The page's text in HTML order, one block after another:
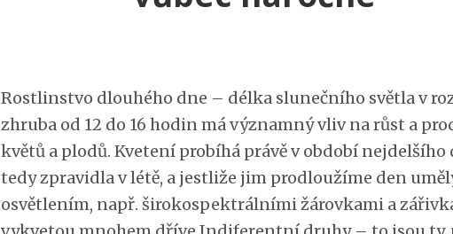
Rostlinstvo dlouhého dne – délka slunečního světla v
zhruba od 12 do 16 hodin má významný vliv na růst a
květů a plodů. Kvetení probíhá právě v období nejdelšího
tedy zpravidla v létě, a jestliže jim prodloužíme den
osvětlením, např. širokospektrálními žárovkami a